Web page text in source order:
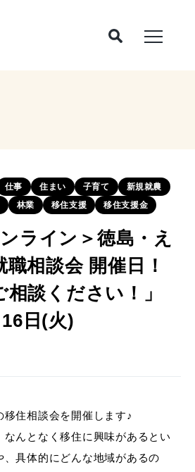
仕事 住まい 子育て
新規就農
林業 移住支援 移住支援金
ライン＞徳島・え
相談会 開催日！
相談ください！」
日(火)
住相談会を開催します♪
なんとなく移住に興味があるとい
、具体的にどんな地域があるの